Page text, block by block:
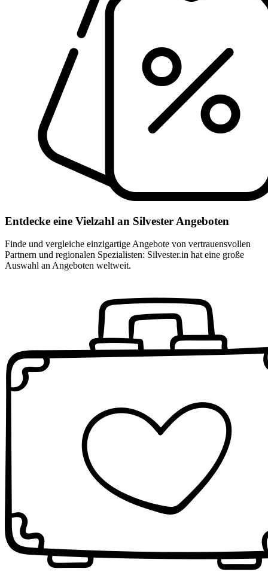
Entdecke eine Vielzahl an Silvester Angeboten
Finde und vergleiche einzigartige Angebote von vertrauensvollen
Partnern und regionalen Spezialisten: Silvester.in hat eine große
Auswahl an Angeboten weltweit.